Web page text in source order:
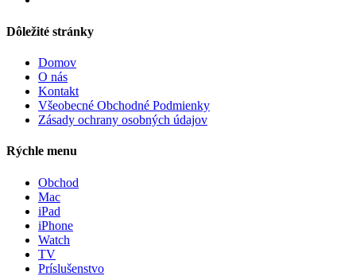
Dôležité stránky
Domov
O nás
Kontakt
Všeobecné Obchodné Podmienky
Zásady ochrany osobných údajov
Rýchle menu
Obchod
Mac
iPad
iPhone
Watch
TV
Príslušenstvo